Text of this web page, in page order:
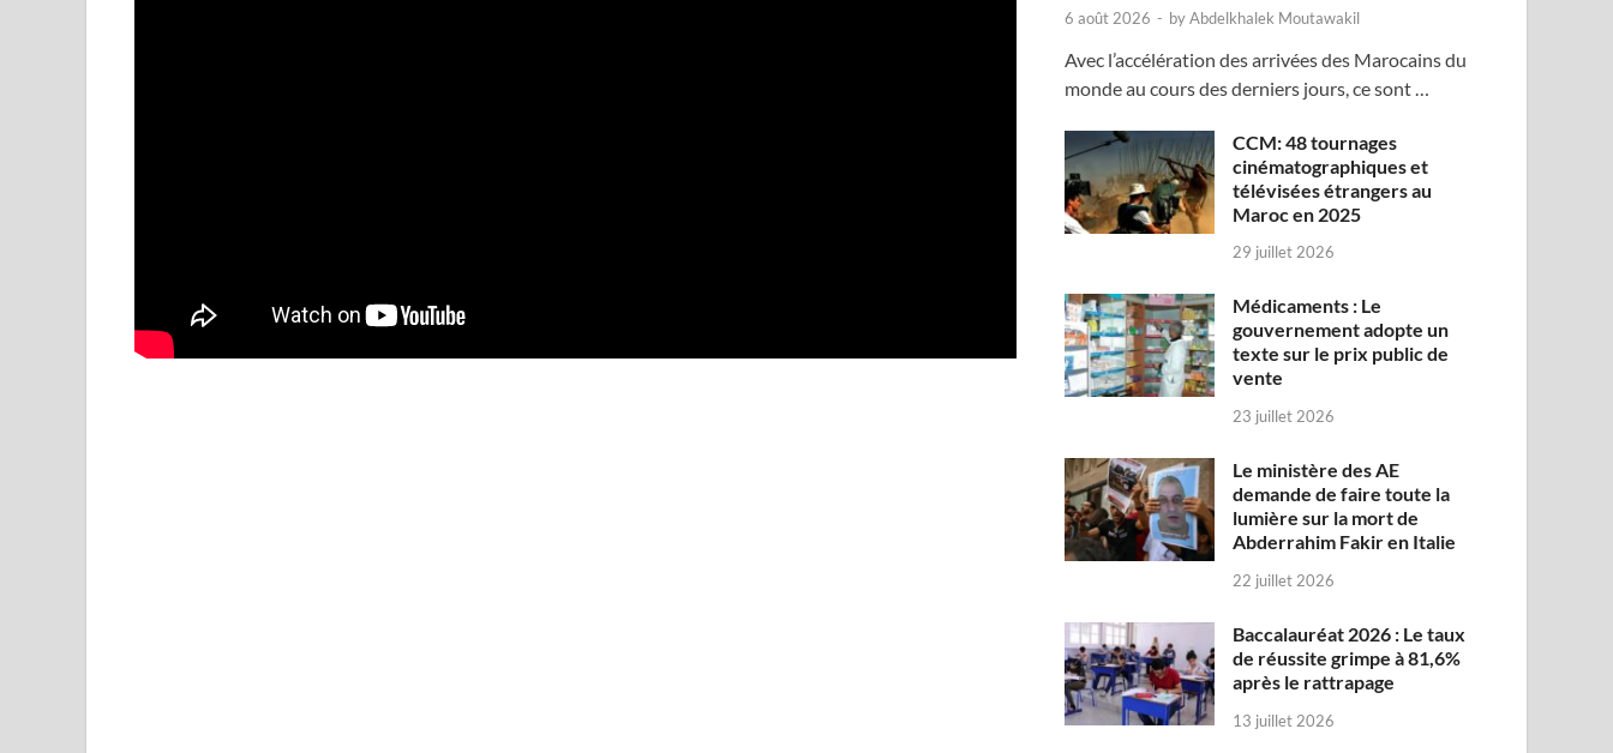
6 août 2026 - byAbdelkhalek Moutawakil
Avec l’accélération des arrivées des Marocains du
monde au cours des derniers jours, ce sont …
CCM: 48 tournages
cinématographiques et
télévisées étrangers au
Maroc en 2025
29 juillet 2026
Médicaments : Le
gouvernement adopte un
texte sur le prix public de
vente
23 juillet 2026
Le ministère des AE
demande de faire toute la
lumière sur la mort de
Abderrahim Fakir en Italie
22 juillet 2026
Baccalauréat 2026 : Le taux
de réussite grimpe à 81,6%
après le rattrapage
13 juillet 2026